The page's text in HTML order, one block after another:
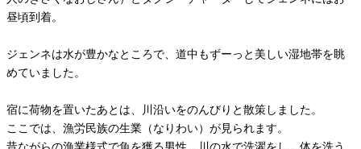
昼頃到着。
ジェンネは水が豊かなところで、道中もずーっと美しい湿地帯を眺
めていました。
宿に荷物を置いたあとは、川沿いをのんびりと散策しました。
ここでは、漁労民族の生業（なりわい）が見られます。